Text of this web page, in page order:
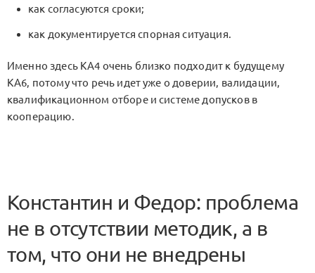
как согласуются сроки;
как документируется спорная ситуация.
Именно здесь KA4 очень близко подходит к будущему
KA6, потому что речь идет уже о доверии, валидации,
квалификационном отборе и системе допусков в
кооперацию.
Константин и Федор: проблема
не в отсутствии методик, а в
том, что они не внедрены